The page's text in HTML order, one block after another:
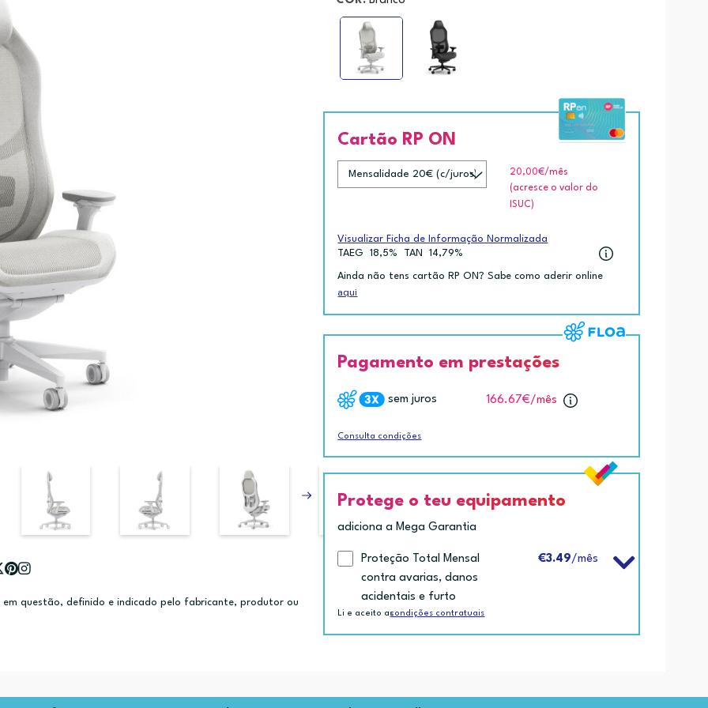
questão, definido e indicado pelo fabricante, produtor ou
Cartão RP ON
20,00€/mês
(acresce o valor do
ISUC)
Visualizar Ficha de Informação Normalizada
TAEG
18,5% TAN 14,79%
Ainda não tens cartão RP ON? Sabe como aderir online
aqui
Pagamento em prestações
sem juros 166.67€/mês
Consulta condições
Protege o teu equipamento
adiciona a Mega Garantia
Proteção Total Mensal
contra avarias, danos
acidentais e furto
€3.49/mês
Li e aceito ascondições contratuais